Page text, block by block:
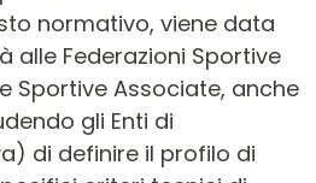
normativo, viene data
alle Federazioni Sportive
Sportive Associate, anche
gli Enti di
di definire il profilo di